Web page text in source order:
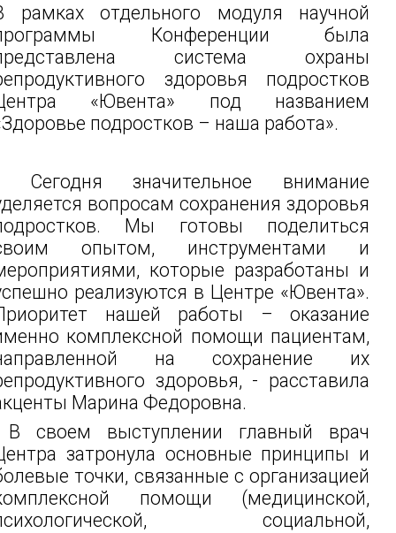
рамках отдельного модуля научной
Конференции была
система охраны
здоровья подростков
«Ювента» под названием
подростков – наша работа».
Сегодня значительное внимание
вопросам сохранения здоровья
Мы готовы поделиться
опытом, инструментами и
которые разработаны и
реализуются в Центре «Ювента».
нашей работы – оказание
комплексной помощи пациентам,
на сохранение их
здоровья, - расставила
Марина Федоровна.
своем выступлении главный врач
затронула основные принципы и
точки, связанные с организацией
помощи (медицинской,
социальной,